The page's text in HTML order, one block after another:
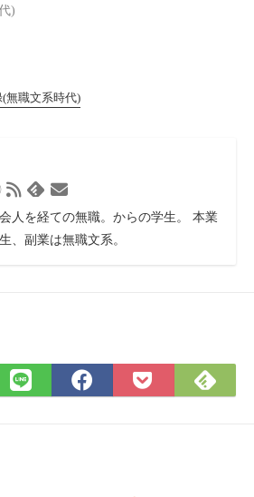
)
(無職文系時代)
WordPress
RSS
フ
ー
Feedlyお
合
ム
人を経ての無職。からの学生。 本業
、副業は無職文系。
LINE
で
Facebook
で
Pocket
に
で